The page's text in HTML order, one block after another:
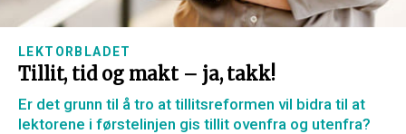
LEKTORBLADET
Tillit, tid og makt – ja, takk!
Er det grunn til å tro at tillitsreformen vil bidra til at
lektorene i førstelinjen gis tillit ovenfra og utenfra?